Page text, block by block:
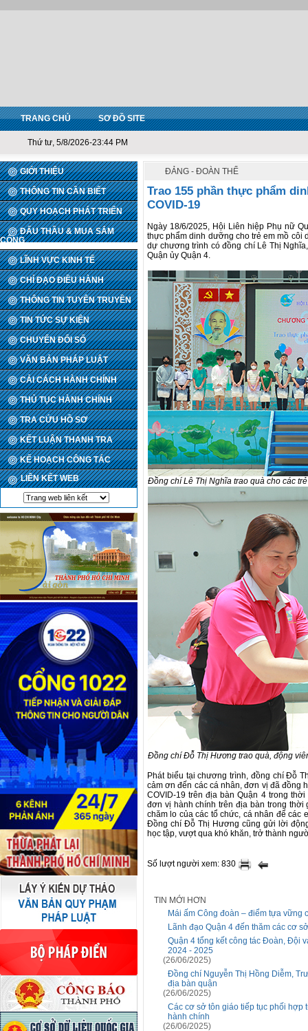
TRANG CHỦ SƠ ĐỒ SITE
Thứ tư, 5/8/2026-23:44 PM
GIỚI THIỆU
THÔNG TIN CẦN BIẾT
QUY HOẠCH PHÁT TRIỂN
ĐẤU THẦU & MUA SẮM
CÔNG
LĨNH VỰC KINH TẾ
CHỈ ĐẠO ĐIỀU HÀNH
THÔNG TIN TUYÊN TRUYỀN
TIN TỨC SỰ KIỆN
CHUYỂN ĐỔI SỐ
VĂN BẢN PHÁP LUẬT
CẢI CÁCH HÀNH CHÍNH
THỦ TỤC HÀNH CHÍNH
TRA CỨU HỒ SƠ
KẾT LUẬN THANH TRA
KẾ HOẠCH CÔNG TÁC
LIÊN KẾT WEB
ĐẢNG - ĐOÀN THỂ
Trao 155 phần thực phẩm
COVID-19
Ngày 18/6/2025, Hội Liên hiệp Phụ nữ
thực phẩm dinh dưỡng cho trẻ em mồ côi
dự chương trình có đồng chí Lê Thị
Quận ủy Quận 4.
Đồng chí Lê Thị Nghĩa trao quà cho các
Đồng chí Đỗ Thị Hương trao quà, động
Phát biểu tại chương trình, đồng chí Đỗ
cảm ơn đến các cá nhân, đơn vị đã đồng
COVID-19 trên địa bàn Quận 4 trong
đơn vị hành chính trên địa bàn trong
chăm lo của các tổ chức, cá nhân để các
Đồng chí Đỗ Thị Hương cũng gửi lời
học tập, vượt qua khó khăn, trở thành
Số lượt người xem: 830
TIN MỚI HƠN
Mái ấm Công đoàn – điểm tựa vững
Lãnh đạo Quận 4 đến thăm các cơ
Quận 4 tổng kết công tác Đoàn, Đội
2024 - 2025
(26/06/2025)
Đồng chí Nguyễn Thị Hồng Diễm,
địa bàn quận
(26/06/2025)
Các cơ sở tôn giáo tiếp tục phối hợp
hành chính
(26/06/2025)